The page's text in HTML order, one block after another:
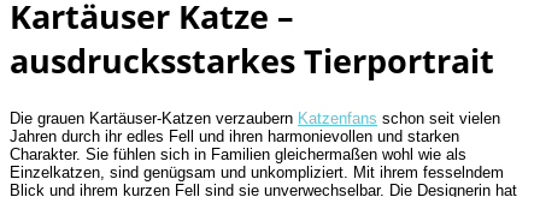
Kartäuser Katze –
ausdrucksstarkes Tierportrait
Die grauen Kartäuser-Katzen verzaubern Katzenfans schon seit vielen
Jahren durch ihr edles Fell und ihren harmonievollen und starken
Charakter. Sie fühlen sich in Familien gleichermaßen wohl wie als
Einzelkatzen, sind genügsam und unkompliziert. Mit ihrem fesselndem
Blick und ihrem kurzen Fell sind sie unverwechselbar. Die Designerin hat